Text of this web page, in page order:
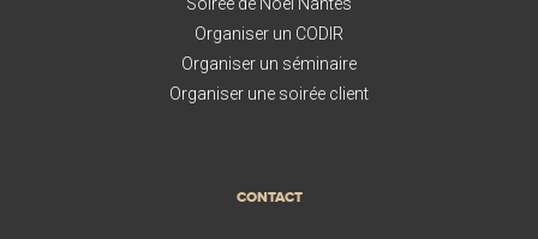
Organiser un CODIR
Organiser un séminaire
Organiser une soirée client
CONTACT